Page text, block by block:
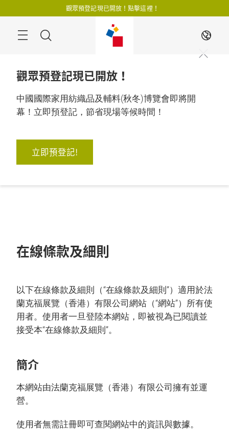
過
觀眾預登記現已開放！點擊這裡！
ZH
觀眾預登記現已開放！
中國國際家用紡織品及輔料(秋冬)博覽會即將開
幕！立即預登記，節省現場等候時間！
立即預登記!
在線條款及細則
以下在線條款及細則（“在線條款及細則”）適用於法
蘭克福展覽（香港）有限公司網站（“網站”）所有使
用者。使用者一旦登陸本網站，即被視為已閱讀並
接受本“在線條款及細則”。
簡介
本網站由法蘭克福展覽（香港）有限公司擁有並運
營。
使用者無需註冊即可查閱網站中的資訊與數據。